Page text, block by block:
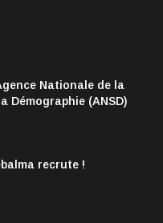
Nationale de la
Démographie (ANSD)
recrute !